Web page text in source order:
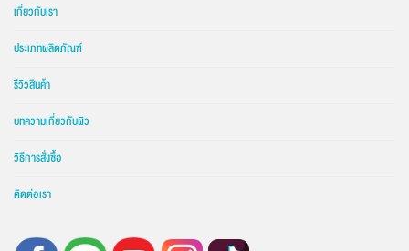
เกี่ยวกับเรา
ประเภทผลิตภัณฑ์
รีวิวสินค้า
บทความเกี่ยวกับผิว
วิธีการสั่งซื้อ
ติดต่อเรา